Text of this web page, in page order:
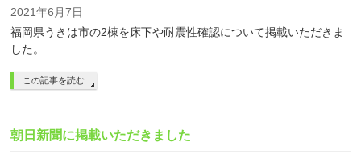
2021年6月7日
福岡県うきは市の2棟を床下や耐震性確認について掲載いただきま
した。
この記事を読む
朝日新聞に掲載いただきました